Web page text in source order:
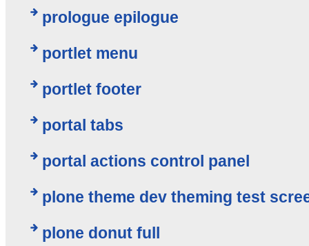
prologue epilogue
portlet menu
portlet footer
portal tabs
portal actions control panel
plone theme dev theming test
plone donut full